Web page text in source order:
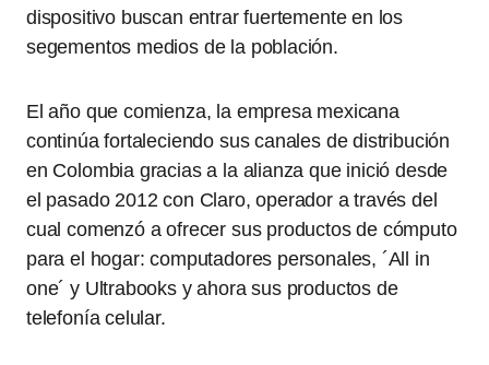
dispositivo buscan entrar fuertemente en los
segementos medios de la población.
El año que comienza, la empresa mexicana
continúa fortaleciendo sus canales de distribución
en Colombia gracias a la alianza que inició desde
el pasado 2012 con Claro, operador a través del
cual comenzó a ofrecer sus productos de cómputo
para el hogar: computadores personales, ´All in
one´ y Ultrabooks y ahora sus productos de
telefonía celular.